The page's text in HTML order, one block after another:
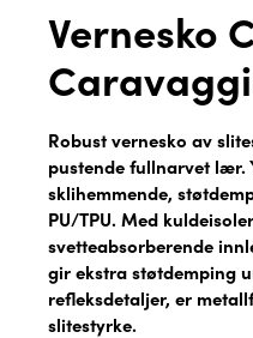
Vernesko
Robust vernesko av
pustende fullnarvet lær.
sklihemmende,
PU/TPU. Med
svetteabsorberende
gir ekstra støtdemping
refleksdetaljer, er
slitestyrke.